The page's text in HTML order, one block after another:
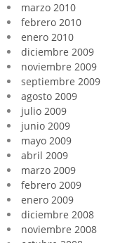
marzo 2010
febrero 2010
enero 2010
diciembre 2009
noviembre 2009
septiembre 2009
agosto 2009
julio 2009
junio 2009
mayo 2009
abril 2009
marzo 2009
febrero 2009
enero 2009
diciembre 2008
noviembre 2008